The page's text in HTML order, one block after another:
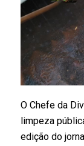
O Chefe da
limpeza
edição do